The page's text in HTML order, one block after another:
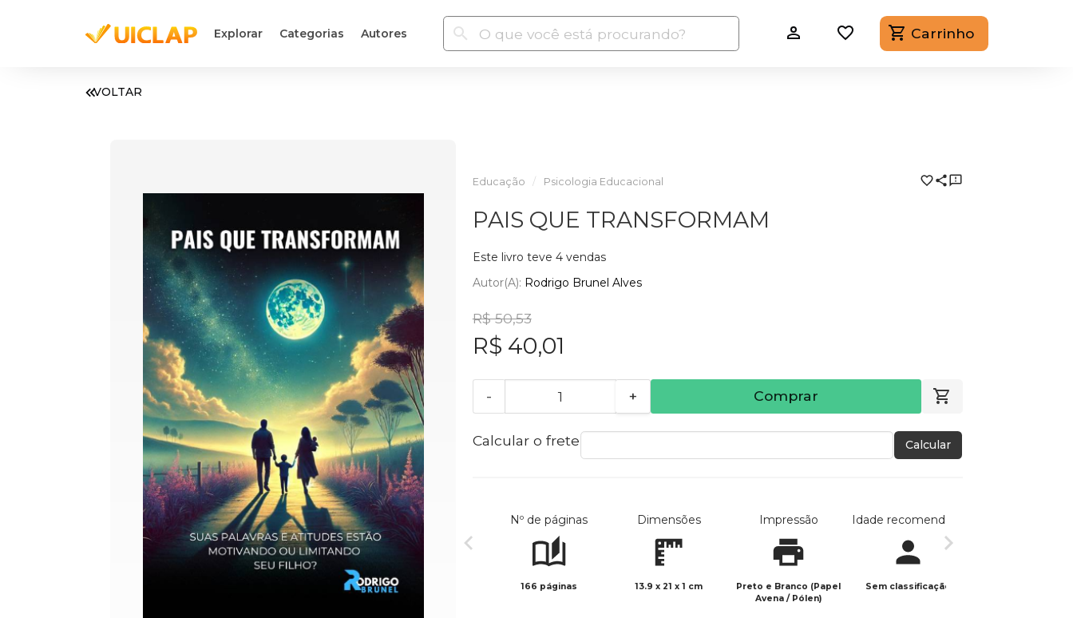
Explorar Categorias Autores Carrinho
VOLTAR
Educação Psicologia Educacional
PAIS QUE TRANSFORMAM
Este livro teve 4 vendas
Autor(a): Rodrigo Brunel Alves
R$ 50,53
R$ 40,01
- + Comprar
Calcular o frete Calcular
Nº de páginas
166 páginas
Dimensões
13.9 x 21 x 1 cm
Impressão
Preto e Branco (Papel
Avena / Pólen)
Idade recomendada
Sem classificação